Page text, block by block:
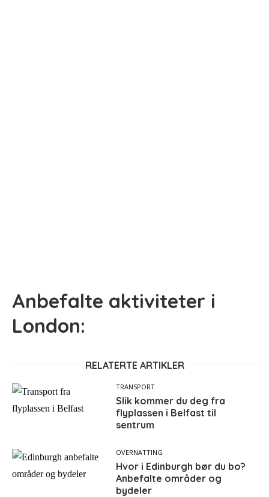
Anbefalte aktiviteter i
London:
RELATERTE ARTIKLER
TRANSPORT
Slik kommer du deg fra
flyplassen i Belfast til
sentrum
OVERNATTING
Hvor i Edinburgh bør du bo?
Anbefalte områder og
bydeler